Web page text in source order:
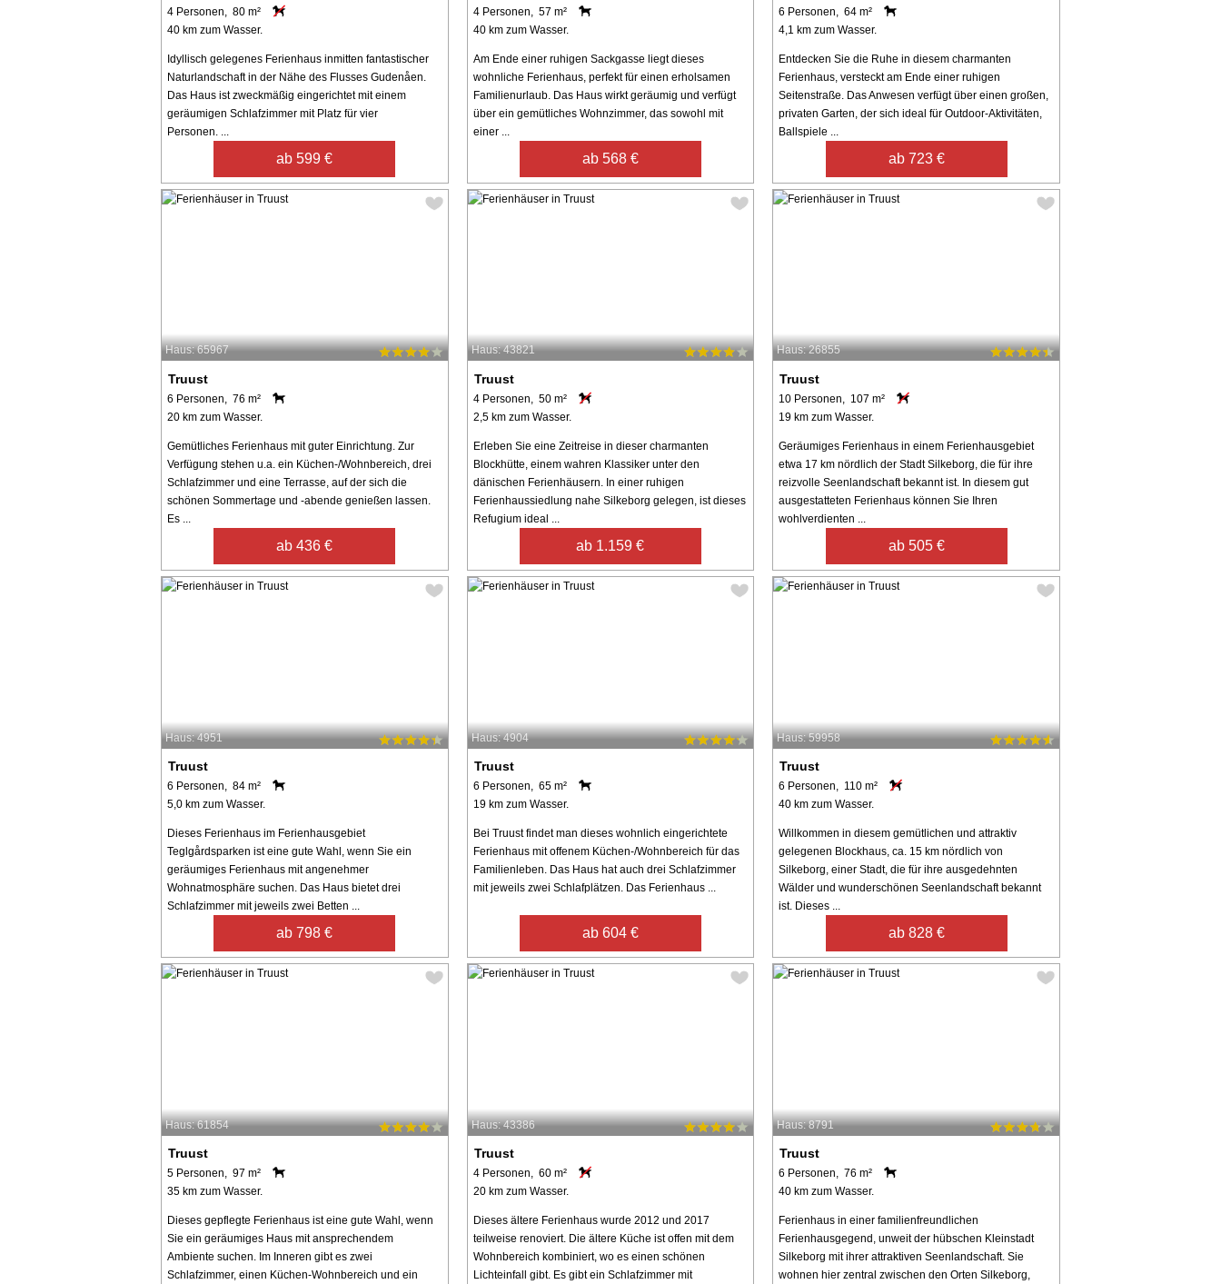
4 Personen, 80 m²
40 km zum Wasser.
Idyllisch gelegenes Ferienhaus inmitten fantastischer
Naturlandschaft in der Nähe des Flusses Gudenåen.
Das Haus ist zweckmäßig eingerichtet mit einem
geräumigen Schlafzimmer mit Platz für vier
Personen. ...
ab 599 €
4 Personen, 57 m²
40 km zum Wasser.
Am Ende einer ruhigen Sackgasse liegt dieses
wohnliche Ferienhaus, perfekt für einen erholsamen
Familienurlaub. Das Haus wirkt geräumig und verfügt
über ein gemütliches Wohnzimmer, das sowohl mit
einer ...
ab 568 €
6 Personen, 64 m²
4,1 km zum Wasser.
Entdecken Sie die Ruhe in diesem charmanten
Ferienhaus, versteckt am Ende einer ruhigen
Seitenstraße. Das Anwesen verfügt über einen großen,
privaten Garten, der sich ideal für Outdoor-Aktivitäten,
Ballspiele ...
ab 723 €
Haus: 65967
Truust
6 Personen, 76 m²
20 km zum Wasser.
Gemütliches Ferienhaus mit guter Einrichtung. Zur
Verfügung stehen u.a. ein Küchen-/Wohnbereich, drei
Schlafzimmer und eine Terrasse, auf der sich die
schönen Sommertage und -abende genießen lassen.
Es ...
ab 436 €
Haus: 43821
Truust
4 Personen, 50 m²
2,5 km zum Wasser.
Erleben Sie eine Zeitreise in dieser charmanten
Blockhütte, einem wahren Klassiker unter den
dänischen Ferienhäusern. In einer ruhigen
Ferienhaussiedlung nahe Silkeborg gelegen, ist dieses
Refugium ideal ...
ab 1.159 €
Haus: 26855
Truust
10 Personen, 107 m²
19 km zum Wasser.
Geräumiges Ferienhaus in einem Ferienhausgebiet
etwa 17 km nördlich der Stadt Silkeborg, die für ihre
reizvolle Seenlandschaft bekannt ist. In diesem gut
ausgestatteten Ferienhaus können Sie Ihren
wohlverdienten ...
ab 505 €
Haus: 4951
Truust
6 Personen, 84 m²
5,0 km zum Wasser.
Dieses Ferienhaus im Ferienhausgebiet
Teglgårdsparken ist eine gute Wahl, wenn Sie ein
geräumiges Ferienhaus mit angenehmer
Wohnatmosphäre suchen. Das Haus bietet drei
Schlafzimmer mit jeweils zwei Betten ...
ab 798 €
Haus: 4904
Truust
6 Personen, 65 m²
19 km zum Wasser.
Bei Truust findet man dieses wohnlich eingerichtete
Ferienhaus mit offenem Küchen-/Wohnbereich für das
Familienleben. Das Haus hat auch drei Schlafzimmer
mit jeweils zwei Schlafplätzen. Das Ferienhaus ...
ab 604 €
Haus: 59958
Truust
6 Personen, 110 m²
40 km zum Wasser.
Willkommen in diesem gemütlichen und attraktiv
gelegenen Blockhaus, ca. 15 km nördlich von
Silkeborg, einer Stadt, die für ihre ausgedehnten
Wälder und wunderschönen Seenlandschaft bekannt
ist. Dieses ...
ab 828 €
Haus: 61854
Truust
5 Personen, 97 m²
35 km zum Wasser.
Dieses gepflegte Ferienhaus ist eine gute Wahl, wenn
Sie ein geräumiges Haus mit ansprechendem
Ambiente suchen. Im Inneren gibt es zwei
Schlafzimmer, einen Küchen-Wohnbereich und ein
Haus: 43386
Truust
4 Personen, 60 m²
20 km zum Wasser.
Dieses ältere Ferienhaus wurde 2012 und 2017
teilweise renoviert. Die ältere Küche ist offen mit dem
Wohnbereich kombiniert, wo es einen schönen
Lichteinfall gibt. Es gibt ein Schlafzimmer mit
Haus: 8791
Truust
6 Personen, 76 m²
40 km zum Wasser.
Ferienhaus in einer familienfreundlichen
Ferienhausgegend, unweit der hübschen Kleinstadt
Silkeborg mit ihrer attraktiven Seenlandschaft. Sie
wohnen hier zentral zwischen den Orten Silkeborg,